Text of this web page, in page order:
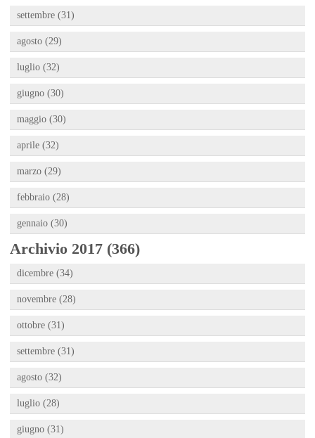
settembre (31)
agosto (29)
luglio (32)
giugno (30)
maggio (30)
aprile (32)
marzo (29)
febbraio (28)
gennaio (30)
Archivio 2017 (366)
dicembre (34)
novembre (28)
ottobre (31)
settembre (31)
agosto (32)
luglio (28)
giugno (31)